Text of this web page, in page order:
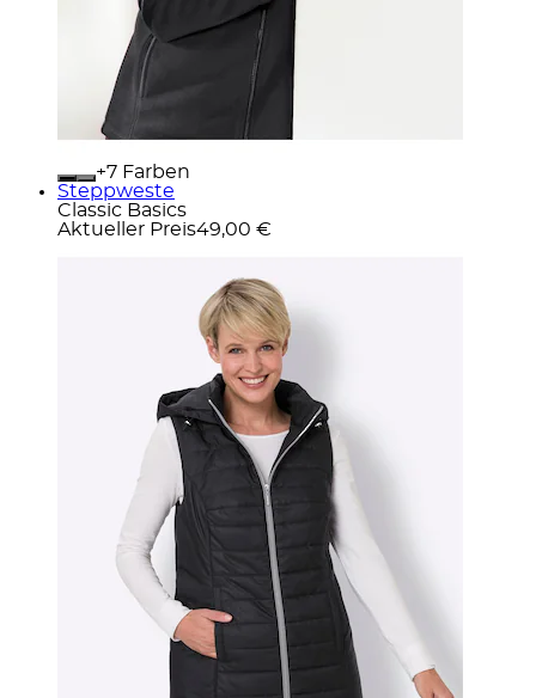
+
Farben
Steppweste
Classic Basics
Aktueller Preis49,00 €